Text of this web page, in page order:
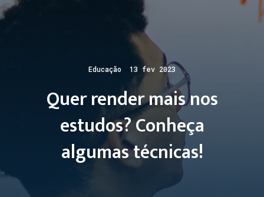
Educação 13 fev 2023
Quer render mais nos
estudos? Conheça
algumas técnicas!